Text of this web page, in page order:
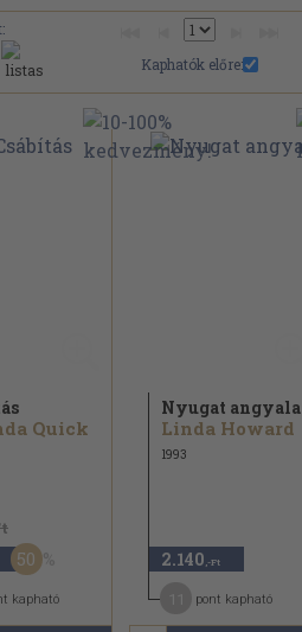
Kaphatók előre:
Quick
50
kapható
Nyugat angyala
Linda Howard
1993
2.140 ,-Ft
pont kapható